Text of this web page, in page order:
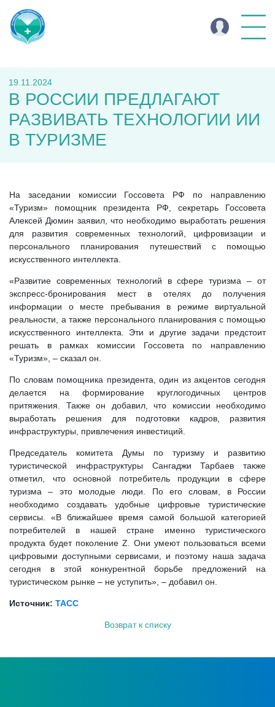
19.11.2024
В РОССИИ ПРЕДЛАГАЮТ
РАЗВИВАТЬ ТЕХНОЛОГИИ ИИ
В ТУРИЗМЕ
На заседании комиссии Госсовета РФ по направлению
«Туризм» помощник президента РФ, секретарь Госсовета
Алексей Дюмин заявил, что необходимо выработать решения
для развития современных технологий, цифровизации и
персонального планирования путешествий с помощью
искусственного интеллекта.
«Развитие современных технологий в сфере туризма – от
экспресс-бронирования мест в отелях до получения
информации о месте пребывания в режиме виртуальной
реальности, а также персонального планирования с помощью
искусственного интеллекта. Эти и другие задачи предстоит
решать в рамках комиссии Госсовета по направлению
«Туризм», – сказал он.
По словам помощника президента, один из акцентов сегодня
делается на формирование круглогодичных центров
притяжения. Также он добавил, что комиссии необходимо
выработать решения для подготовки кадров, развития
инфраструктуры, привлечения инвестиций.
Председатель комитета Думы по туризму и развитию
туристической инфраструктуры Сангаджи Тарбаев также
отметил, что основной потребитель продукции в сфере
туризма – это молодые люди. По его словам, в России
необходимо создавать удобные цифровые туристические
сервисы. «В ближайшее время самой большой категорией
потребителей в нашей стране именно туристического
продукта будет поколение Z. Они умеют пользоваться всеми
цифровыми доступными сервисами, и поэтому наша задача
сегодня в этой конкурентной борьбе предложений на
туристическом рынке – не уступить», – добавил он.
Источник: ТАСС
Возврат к списку